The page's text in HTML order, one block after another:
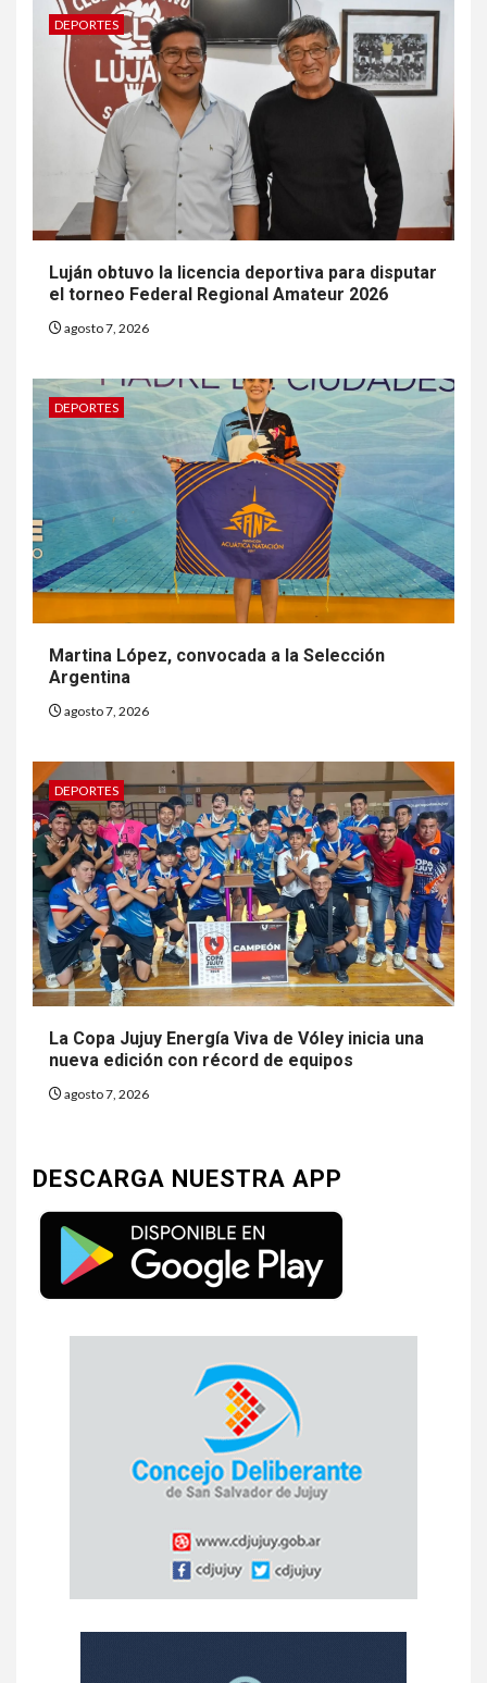
DEPORTES
Luján obtuvo la licencia deportiva para disputar
el torneo Federal Regional Amateur 2026
agosto 7, 2026
DEPORTES
Martina López, convocada a la Selección
Argentina
agosto 7, 2026
DEPORTES
La Copa Jujuy Energía Viva de Vóley inicia una
nueva edición con récord de equipos
agosto 7, 2026
DESCARGA NUESTRA APP